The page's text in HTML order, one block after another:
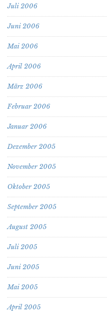
Juli 2006
Juni 2006
Mai 2006
April 2006
März 2006
Februar 2006
Januar 2006
Dezember 2005
November 2005
Oktober 2005
September 2005
August 2005
Juli 2005
Juni 2005
Mai 2005
April 2005